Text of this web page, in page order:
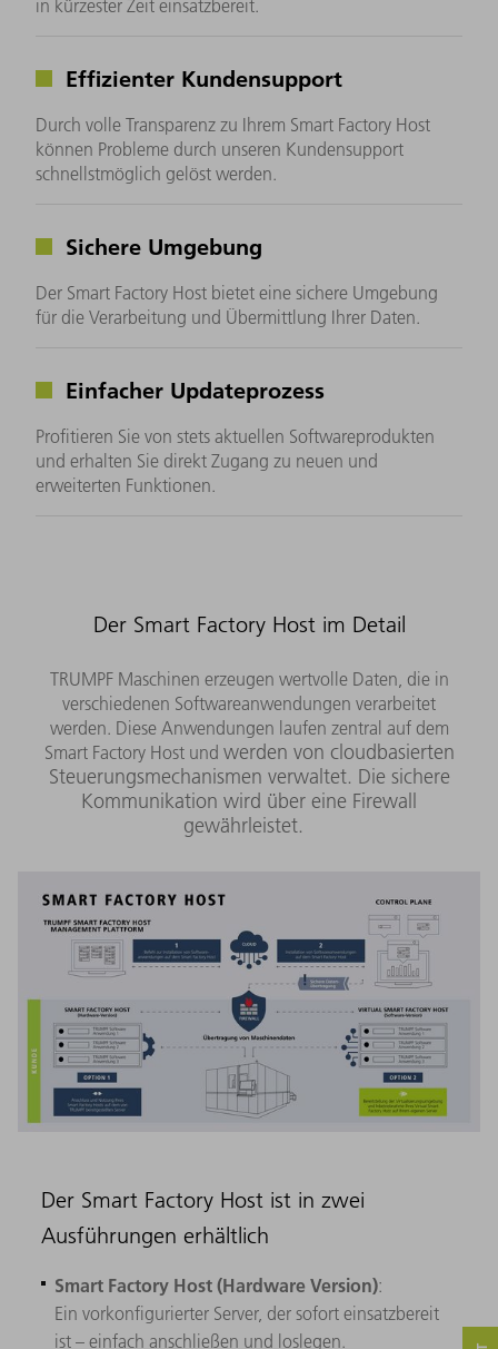
in kürzester Zeit einsatzbereit.
Effizienter Kundensupport
Durch volle Transparenz zu Ihrem Smart Factory Host
können Probleme durch unseren Kundensupport
schnellstmöglich gelöst werden.
Sichere Umgebung
Der Smart Factory Host bietet eine sichere Umgebung
für die Verarbeitung und Übermittlung Ihrer Daten.
Einfacher Updateprozess
Profitieren Sie von stets aktuellen Softwareprodukten
und erhalten Sie direkt Zugang zu neuen und
erweiterten Funktionen.
Der Smart Factory Host im Detail
TRUMPF Maschinen erzeugen wertvolle Daten, die in
verschiedenen Softwareanwendungen verarbeitet
werden. Diese Anwendungen laufen zentral auf dem
Smart Factory Host und werden von cloudbasierten
Steuerungsmechanismen verwaltet. Die sichere
Kommunikation wird über eine Firewall
gewährleistet.
Der Smart Factory Host ist in zwei
Ausführungen erhältlich
Smart Factory Host (Hardware Version):
Ein vorkonfigurierter Server, der sofort einsatzbereit
ist – einfach anschließen und loslegen.